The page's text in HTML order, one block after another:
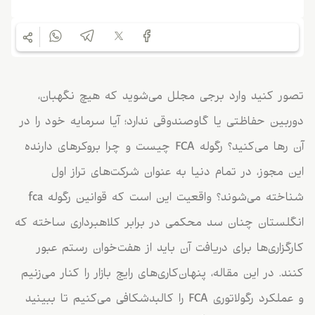
تصور کنید وارد برجی مجلل می‌شوید که هیچ نگهبان،
دوربین حفاظتی یا گاوصندوقی ندارد؛ آیا سرمایه خود را در
آن رها می‌کنید؟ رگوله FCA چیست و چرا بروکرهای دارنده
این مجوز، در تمام دنیا به عنوان شرکت‌های تراز اول
شناخته می‌شوند؟ واقعیت این است که قوانین رگوله fca
انگلستان چنان سد محکمی در برابر کلاهبرداری ساخته که
کارگزاری‌ها برای دریافت آن باید از هفت‌خوان رستم عبور
کنند. در این مقاله، پنهان‌کاری‌های رایج بازار را کنار می‌زنیم
و عملکرد رگولاتوری FCA را کالبدشکافی می‌کنیم تا ببینید